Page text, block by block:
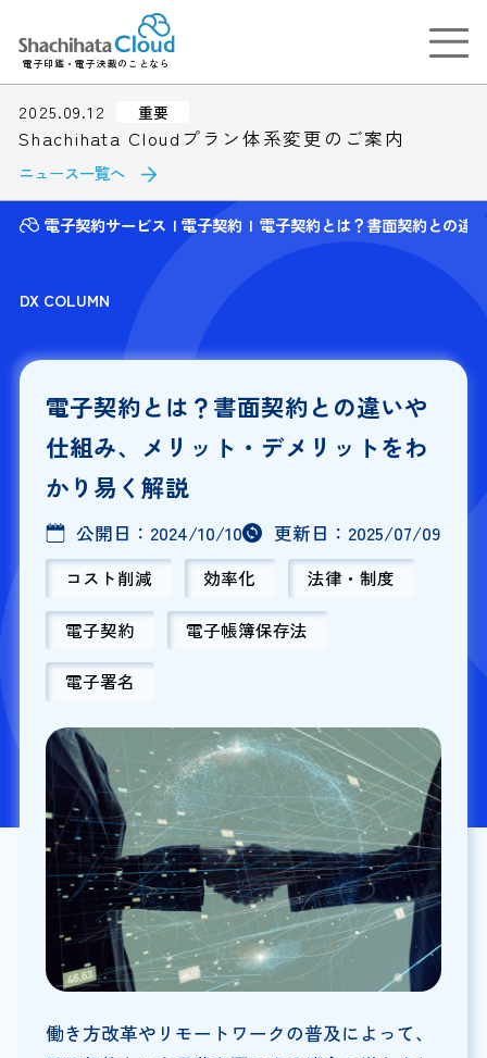
電子印鑑・電子決裁のことなら
2025.09.12 重要
Shachihata Cloudプラン体系変更のご案内
ニュース一覧へ
電子契約サービス 電子契約 電子契約とは？書面契約との違
DX COLUMN
電子契約とは？書面契約との違いや
仕組み、メリット・デメリットをわ
かり易く解説
公開日： 2024/10/10 更新日： 2025/07/09
コスト削減 効率化 法律・制度
電子契約 電子帳簿保存法
電子署名
働き方改革やリモートワークの普及によって、